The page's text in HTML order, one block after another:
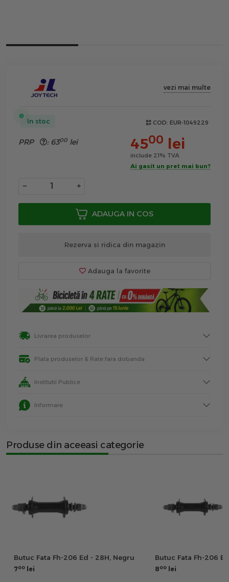
vezi mai multe
In stoc COD: EUR-1049229
PRP : 6300 lei 4500 lei
include 21% TVA
Ai gasit un pret mai bun?
− +
ADAUGA IN COS
Rezerva si ridica din magazin
Adauga la favorite
Livrarea produselor
Plata produselor & Rate fara dobanda
Institutii Publice
Informare
Produse din aceeasi categorie
Butuc Fata Fh-206 Ed - 28H, Negru
700 lei
Butuc Fata Fh-206
800 lei